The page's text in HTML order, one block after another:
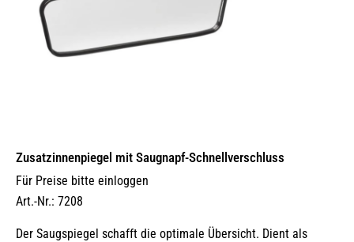
Produktseite
gewählt
Zusatzinnenpiegel mit Saugnapf-Schnellverschluss
Für Preise bitte einloggen
Art.-Nr.: 7208
Der Saugspiegel schafft die optimale Übersicht. Dient als